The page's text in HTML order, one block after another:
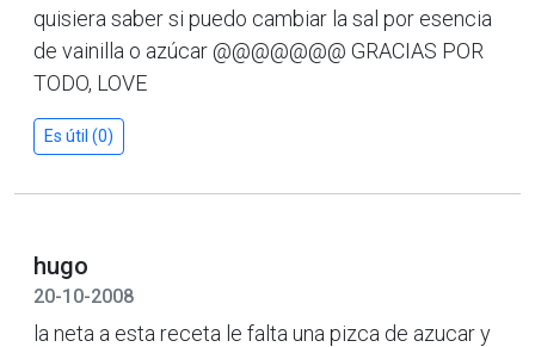
quisiera saber si puedo cambiar la sal por esencia
de vainilla o azúcar @@@@@@@ GRACIAS POR
TODO, LOVE
Es útil (0)
hugo
20-10-2008
la neta a esta receta le falta una pizca de azucar y